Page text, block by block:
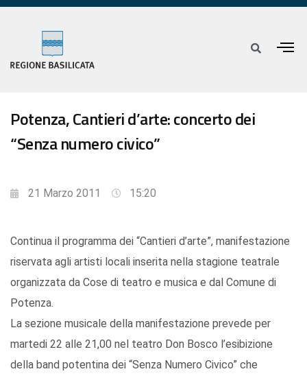
Potenza, Cantieri d’arte: concerto dei
“Senza numero civico”
21 Marzo 2011 15:20
Continua il programma dei “Cantieri d’arte”, manifestazione
riservata agli artisti locali inserita nella stagione teatrale
organizzata da Cose di teatro e musica e dal Comune di
Potenza.
La sezione musicale della manifestazione prevede per
martedi 22 alle 21,00 nel teatro Don Bosco l’esibizione
della band potentina dei “Senza Numero Civico” che